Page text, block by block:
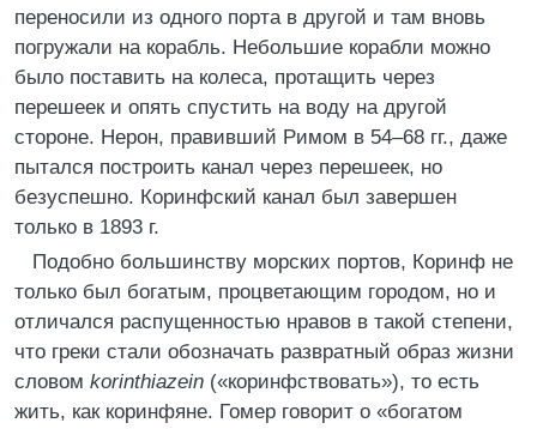
переносили из одного порта в другой и там вновь
погружали на корабль. Небольшие корабли можно
было поставить на колеса, протащить через
перешеек и опять спустить на воду на другой
стороне. Нерон, правивший Римом в 54–68 гг., даже
пытался построить канал через перешеек, но
безуспешно. Коринфский канал был завершен
только в 1893 г.
Подобно большинству морских портов, Коринф не
только был богатым, процветающим городом, но и
отличался распущенностью нравов в такой степени,
что греки стали обозначать развратный образ жизни
словом korinthiazein («коринфствовать»), то есть
жить, как коринфяне. Гомер говорит о «богатом